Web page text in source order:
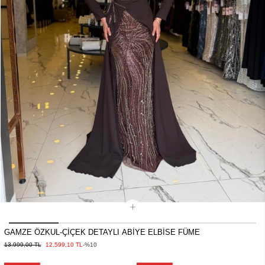
GAMZE ÖZKUL-ÇİÇEK DETAYLI ABİYE ELBİSE FÜME
13.999,00 TL 12.599,10 TL -%10